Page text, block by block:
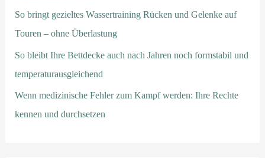
So bringt gezieltes Wassertraining Rücken und Gelenke auf
Touren – ohne Überlastung
So bleibt Ihre Bettdecke auch nach Jahren noch formstabil und
temperaturausgleichend
Wenn medizinische Fehler zum Kampf werden: Ihre Rechte
kennen und durchsetzen